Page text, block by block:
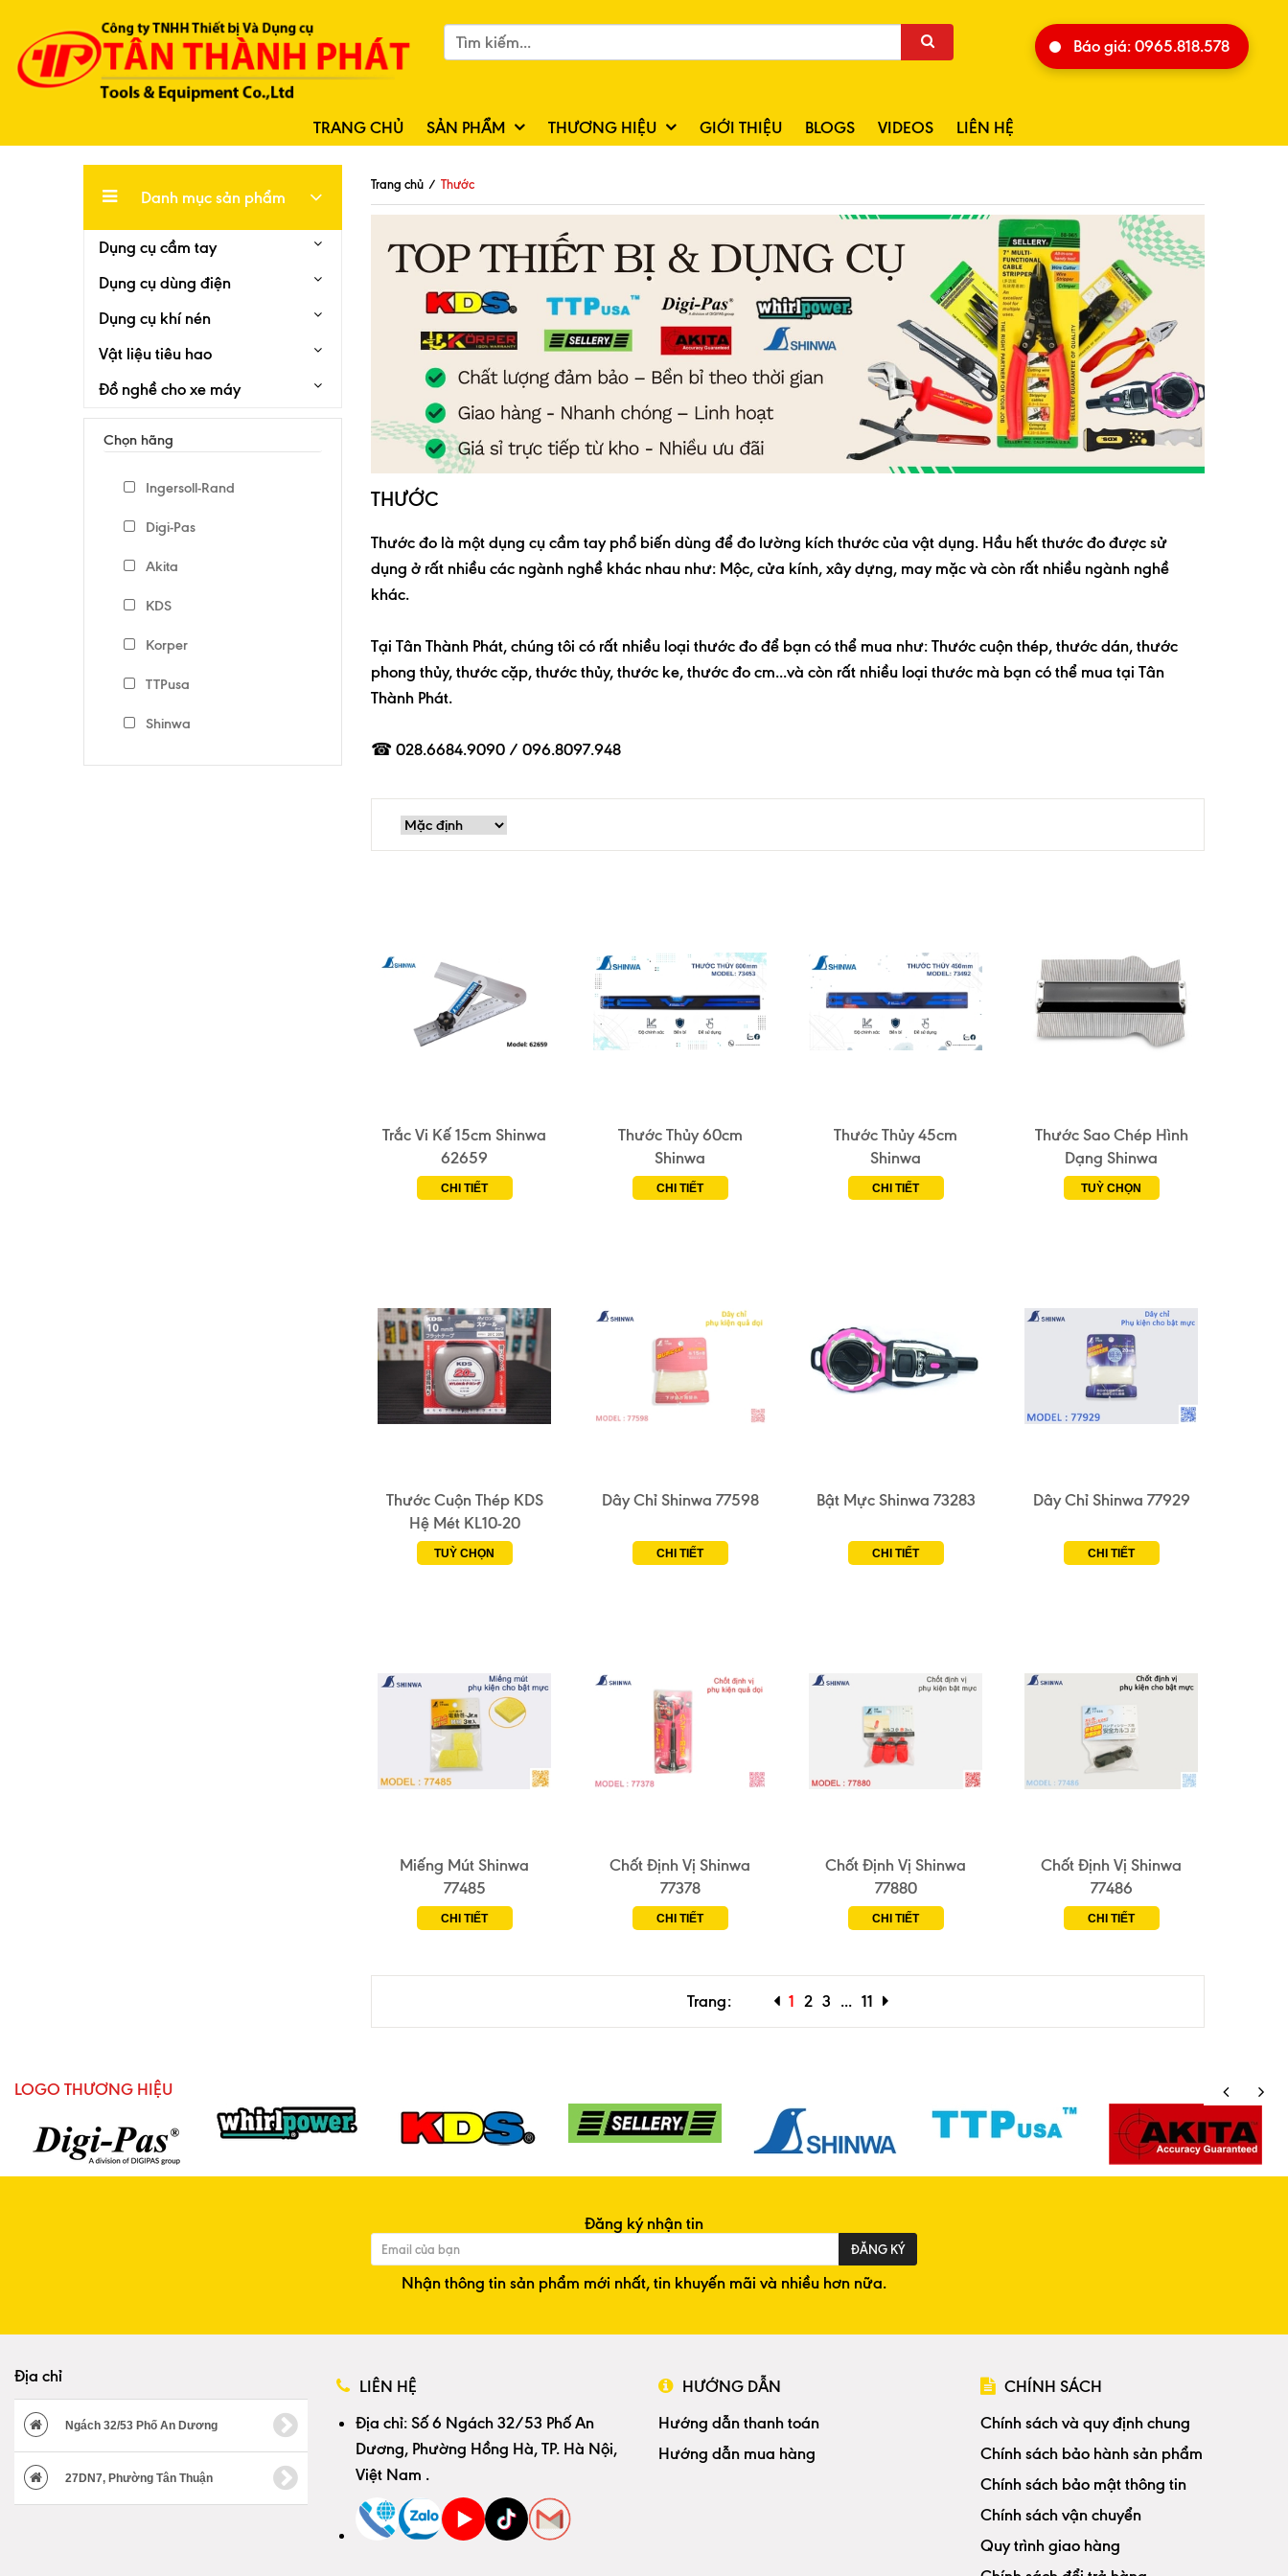
Báo giá: 0965.818.578
TRANG CHỦ SẢN PHẨM THƯƠNG HIỆU GIỚI THIỆU BLOGS VIDEOS LIÊN HỆ
Trang chủ / Thước
THƯỚC
Thước đo là một dụng cụ cầm tay phổ biến dùng để đo lường kích thước của vật dụng. Hầu hết thước đo được sử
dụng ở rất nhiều các ngành nghề khác nhau như: Mộc, cửa kính, xây dựng, may mặc và còn rất nhiều ngành nghề
khác.
Tại Tân Thành Phát, chúng tôi có rất nhiều loại thước đo để bạn có thể mua như: Thước cuộn thép, thước dán, thước
phong thủy, thước cặp, thước thủy, thước ke, thước đo cm...và còn rất nhiều loại thước mà bạn có thể mua tại Tân
Thành Phát.
☎ 028.6684.9090 / 096.8097.948
Trắc Vi Kế 15cm Shinwa
62659
CHI TIẾT
Thước Thủy 60cm
Shinwa
CHI TIẾT
Thước Thủy 45cm
Shinwa
CHI TIẾT
Thước Sao Chép Hình
Dạng Shinwa
TUỲ CHỌN
Thước Cuộn Thép KDS
Hệ Mét KL10-20
TUỲ CHỌN
Dây Chỉ Shinwa 77598
CHI TIẾT
Bật Mực Shinwa 73283
CHI TIẾT
Dây Chỉ Shinwa 77929
CHI TIẾT
Miếng Mút Shinwa
77485
CHI TIẾT
Chốt Định Vị Shinwa
77378
CHI TIẾT
Chốt Định Vị Shinwa
77880
CHI TIẾT
Chốt Định Vị Shinwa
77486
CHI TIẾT
Trang: 1 2 3 ... 11
Danh mục sản phẩm
Dụng cụ cầm tay
Dụng cụ dùng điện
Dụng cụ khí nén
Vật liệu tiêu hao
Đồ nghề cho xe máy
Chọn hãng
Ingersoll-Rand
Digi-Pas
Akita
KDS
Korper
TTPusa
Shinwa
LOGO THƯƠNG HIỆU
Đăng ký nhận tin
ĐĂNG KÝ
Nhận thông tin sản phẩm mới nhất, tin khuyến mãi và nhiều hơn nữa.
Địa chỉ
Ngách 32/53 Phố An Dương
27DN7, Phường Tân Thuận
LIÊN HỆ HƯỚNG DẪN
CHÍNH SÁCH
Địa chỉ: Số 6 Ngách 32/53 Phố An
Dương, Phường Hồng Hà, TP. Hà Nội,
Việt Nam .
Hướng dẫn thanh toán
Hướng dẫn mua hàng
Chính sách và quy định chung
Chính sách bảo hành sản phẩm
Chính sách bảo mật thông tin
Chính sách vận chuyển
Quy trình giao hàng